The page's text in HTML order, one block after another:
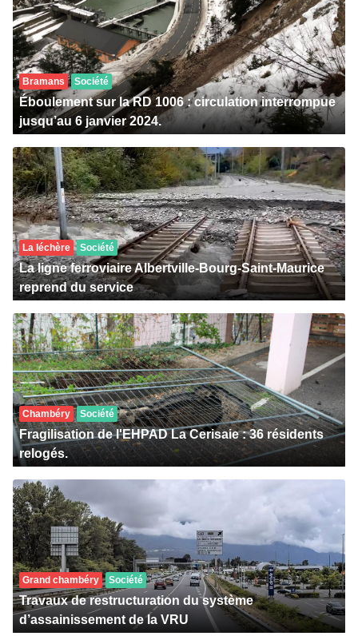
Bramans Société
Éboulement sur la RD 1006 : circulation interrompue
jusqu’au 6 janvier 2024.
La léchère Société
La ligne ferroviaire Albertville-Bourg-Saint-Maurice
reprend du service
Chambéry Société
Fragilisation de l'EHPAD La Cerisaie : 36 résidents
relogés.
Grand chambéry Société
Travaux de restructuration du système
d’assainissement de la VRU